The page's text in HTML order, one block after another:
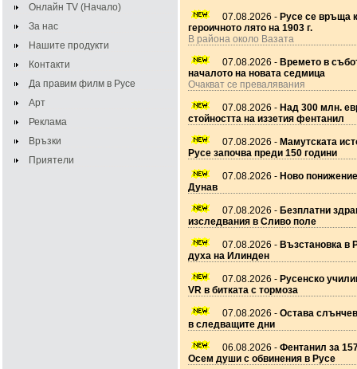
Онлайн TV (Начало)
За нас
Нашите продукти
Контакти
Да правим филм в Русе
Арт
Реклама
Връзки
Приятели
07.08.2026 - Русе се връща
героичното лято на 1903 г.
В района около Вазата
07.08.2026 - Времето в
началото на новата седмица
Очакват се превалявания
07.08.2026 - Над 300 млн.
стойността на иззетия фентанил
07.08.2026 - Мамутската
Русе започва преди 150 години
07.08.2026 - Ново
Дунав
07.08.2026 - Безплатни
изследвания в Сливо поле
07.08.2026 - Възстановка в
духа на Илинден
07.08.2026 - Русенско
VR в битката с тормоза
07.08.2026 - Остава
в следващите дни
06.08.2026 - Фентанил за
Осем души с обвинения в Русе